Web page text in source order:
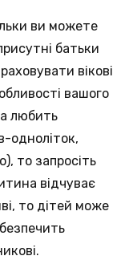
ви можете
батьки
вікові
вашого
любить
одноліток,
то запросіть
відчуває
то дітей може